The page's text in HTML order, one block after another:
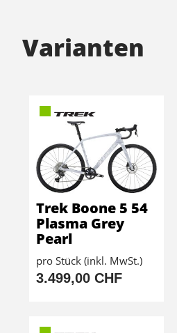
Varianten
Trek Boone 5 54
Plasma Grey
Pearl
pro Stück (inkl. MwSt.)
3.499,00 CHF